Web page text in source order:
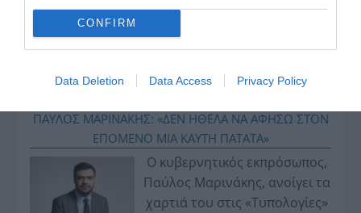
CONFIRM
Data Deletion Data Access Privacy Policy
ΠΑΥΛΟΣ ΜΑΡΙΝΑΚΗΣ: «ΔΕΝ ΗΘΕΛΑ ΝΑ ΑΦΗΣΩ ΣΤΟΝ
ΕΠΟΜΕΝΟ ΜΙΑ ΚΑΥΤΗ ΠΑΤΑΤΑ»
Ο κυβερνητικός εκπρόσωπος,
Παύλος Μαρινάκης, ανοίγει τα
χαρτιά του στις «Τυπολογίες»